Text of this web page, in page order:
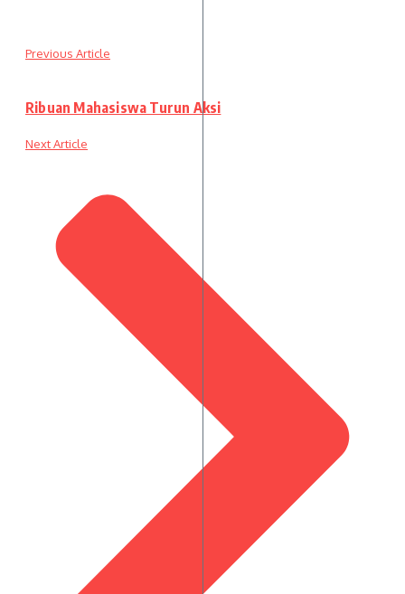
Previous Article
Ribuan Mahasiswa Turun Aksi
Next Article